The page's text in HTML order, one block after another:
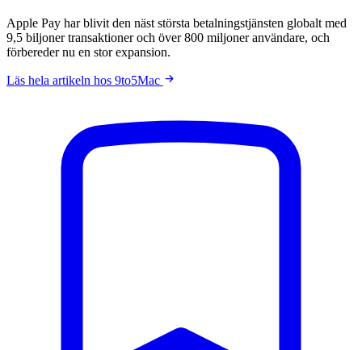
Apple Pay har blivit den näst största betalningstjänsten globalt med
9,5 biljoner transaktioner och över 800 miljoner användare, och
förbereder nu en stor expansion.
Läs hela artikeln hos 9to5Mac